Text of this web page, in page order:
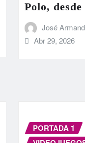
Polo,
José
Abr 29, 2026
PORTADA 1